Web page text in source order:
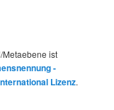
Metaebene ist
-
Lizenz.